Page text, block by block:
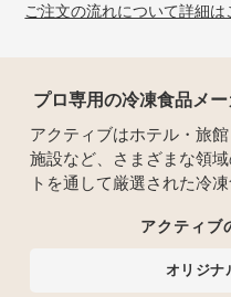
ご注文の流れについて詳細は
プロ専用の冷凍食品メ
アクティブはホテル・旅
施設など、さまざまな領
トを通して厳選された冷
アクティブ
オリジナ